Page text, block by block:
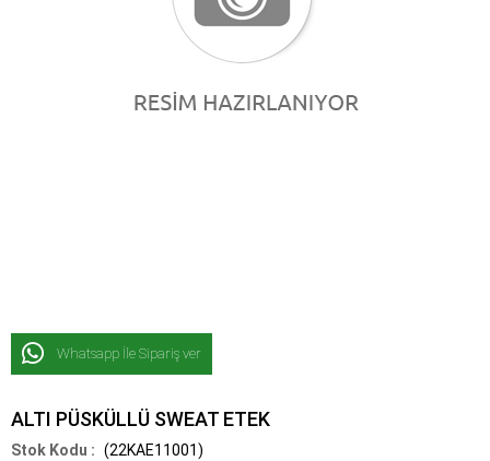
Whatsapp İle Sipariş ver
ALTI PÜSKÜLLÜ SWEAT ETEK
(22KAE11001)